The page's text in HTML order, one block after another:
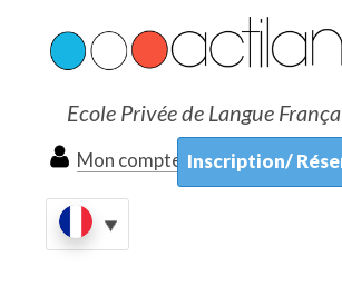
Ecole Privée de Langue
Mon compte Inscription/